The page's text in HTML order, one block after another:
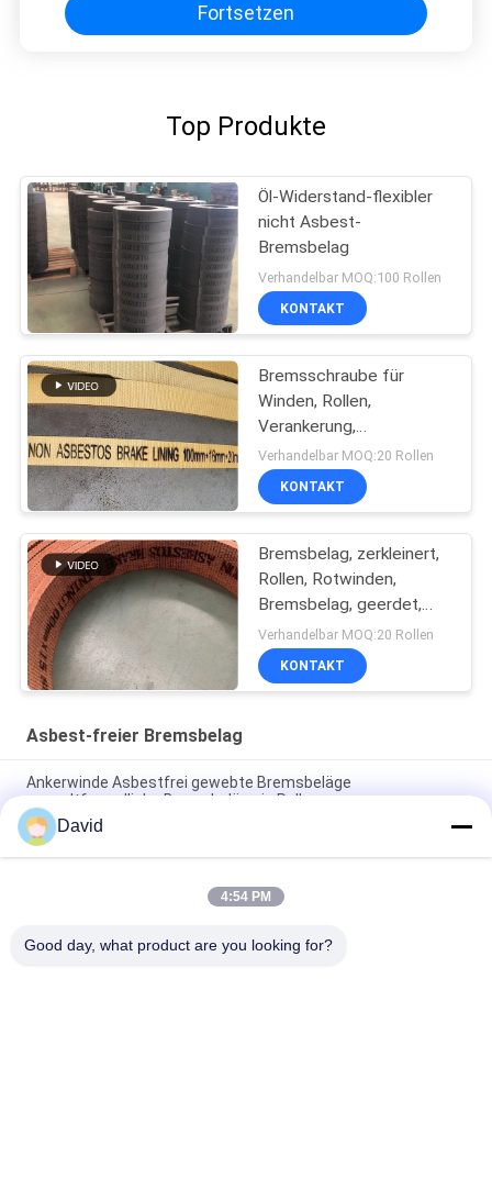
Fortsetzen
Top Produkte
Öl-Widerstand-flexibler
nicht Asbest-
Bremsbelag
Verhandelbar MOQ:100 Rollen
KONTAKT
Bremsschraube für
Winden, Rollen,
Verankerung,
Bremsschraube für
Winden, Bremsschraube
aus nicht aus Asbest
Verhandelbar MOQ:20 Rollen
KONTAKT
Bremsbelag, zerkleinert,
Rollen, Rotwinden,
Bremsbelag, geerdet,
gewebte Bremsbelag
Verhandelbar MOQ:20 Rollen
KONTAKT
Asbest-freier Bremsbelag
Ankerwinde Asbestfrei gewebte Bremsbeläge
umweltfreundliche Bremsbeläge in Rollen
Windlass Zuckermühle Asbestfreie Bremsbeläge für
Baumaschinen
Flexibles Material für industrielle Reibung Asbest freie
David
4:54 PM
Good day, what product are you looking for?